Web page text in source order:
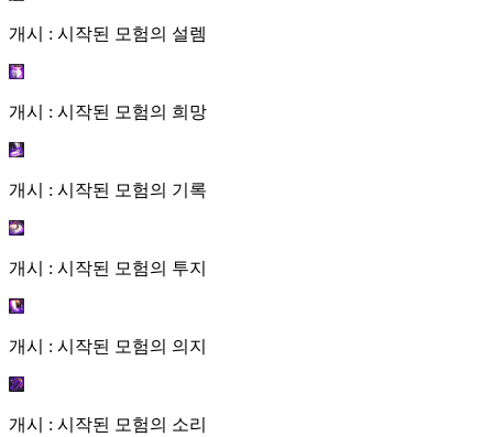
개시 : 시작된 모험의 설렘
개시 : 시작된 모험의 희망
개시 : 시작된 모험의 기록
개시 : 시작된 모험의 투지
개시 : 시작된 모험의 의지
개시 : 시작된 모험의 소리